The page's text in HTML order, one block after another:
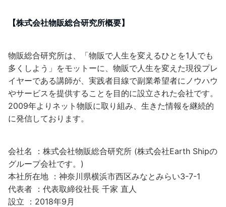
【株式会社物販総合研究所概要】
物販総合研究所は、「物販で人生を変えるひとを1人でも
多くしよう」をモットーに、物販で人生を変えた現役プレ
イヤーである講師が、実践者目線で副業希望者にノウハウ
やサービスを提供することを目的に設立された会社です。
2009年よりネット物販に取り組み、生きた情報を継続的
に発信しております。
会社名 ：株式会社物販総合研究所 (株式会社Earth Shipの
グループ会社です。)
本社所在地 ：神奈川県横浜市西区みなとみらい3-7-1
代表者 ：代表取締役社長 千家 直人
設立 ：2018年9月